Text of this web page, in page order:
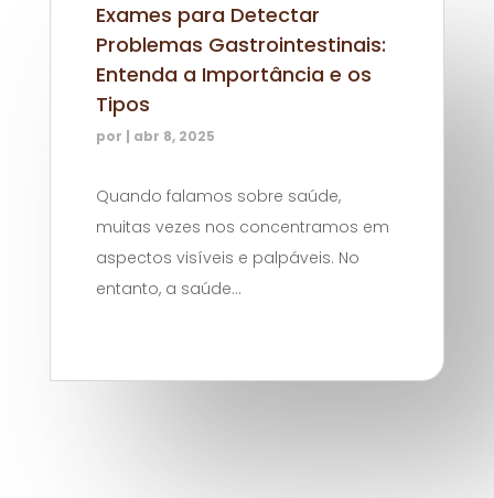
Exames para Detectar
Problemas Gastrointestinais:
Entenda a Importância e os
Tipos
por | abr 8, 2025
Quando falamos sobre saúde,
muitas vezes nos concentramos em
aspectos visíveis e palpáveis. No
entanto, a saúde...